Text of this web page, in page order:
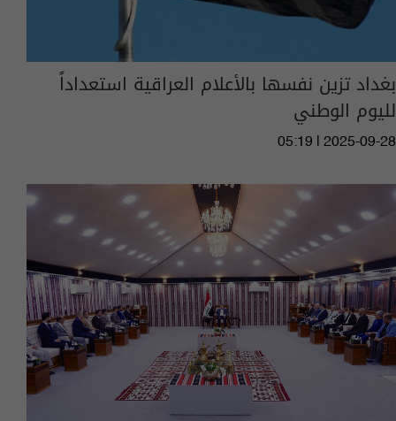
بغداد تزين نفسها بالأعلام العراقية استعداداً
لليوم الوطني
05:19 | 2025-09-28